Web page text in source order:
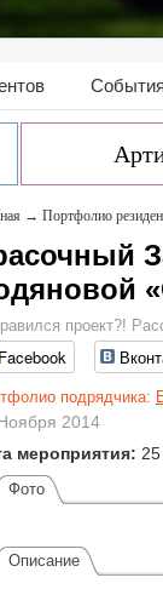
→ Портфолио
проект?!
Facebook
подрядчика:
2014
мероприятия:
Фото
Описание